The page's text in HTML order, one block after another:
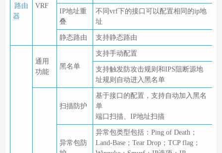
路由
器
VRF
IP地址重
叠
不同vrf下的接口可以配置相同的ip地
址
静态路由 支持静态路由
通用
功能
黑名单
支持手动配置
支持触发防攻击规则和IPS阻断源地
址规则自动进入黑名单
扫描防护
基于接口的配置，支持自动加入黑名
单
端口扫描、IP地址扫描
异常包防
异常包类型包括：Ping of Death；
Land-Base；Tear Drop；TCP flag；